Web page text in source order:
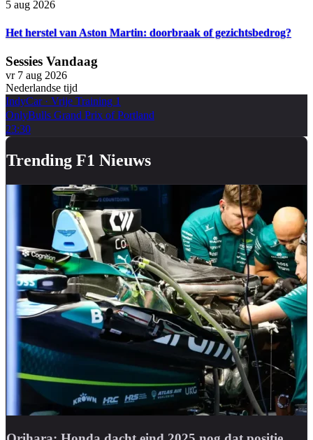
5 aug 2026
Het herstel van Aston Martin: doorbraak of gezichtsbedrog?
Sessies Vandaag
vr 7 aug 2026
Nederlandse tijd
IndyCar· Vrije Training 1
OnlyBulls Grand Prix of Portland
23:30
Trending F1 Nieuws